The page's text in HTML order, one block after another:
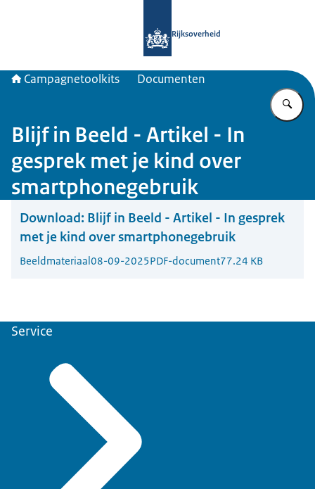
Rijksoverheid
Campagnetoolkits Documenten
Blijf in Beeld - Artikel - In
gesprek met je kind over
smartphonegebruik
Download: Blijf in Beeld - Artikel - In gesprek
met je kind over smartphonegebruik
Beeldmateriaal08-09-2025PDF-document77.24 KB
Service